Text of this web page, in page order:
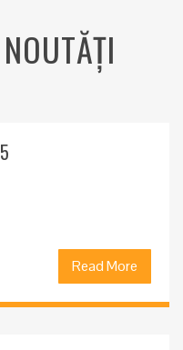
Read More